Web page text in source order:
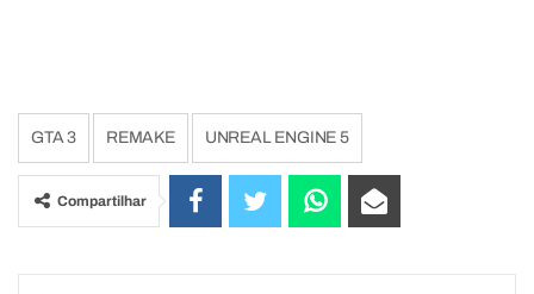
GTA 3 REMAKE UNREAL ENGINE 5
Compartilhar